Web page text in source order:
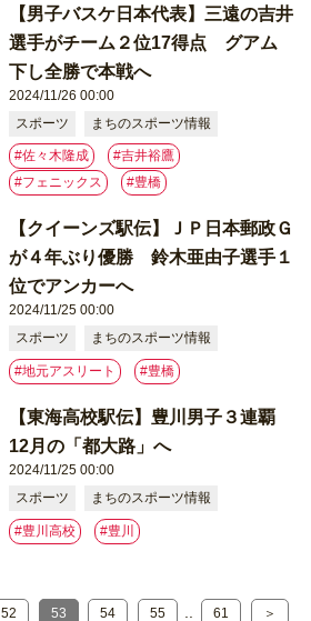
【男子バスケ日本代表】三遠の吉井
選手がチーム２位17得点 グアム
下し全勝で本戦へ
2024/11/26 00:00
スポーツ
まちのスポーツ情報
#佐々木隆成
#吉井裕鷹
#フェニックス
#豊橋
【クイーンズ駅伝】ＪＰ日本郵政Ｇ
が４年ぶり優勝 鈴木亜由子選手１
位でアンカーへ
2024/11/25 00:00
スポーツ
まちのスポーツ情報
#地元アスリート #豊橋
【東海高校駅伝】豊川男子３連覇
12月の「都大路」へ
2024/11/25 00:00
スポーツ
まちのスポーツ情報
#豊川高校 #豊川
52 53 54 55 61 ＞